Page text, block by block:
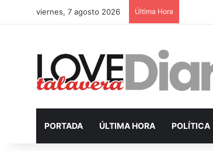
viernes, 7 agosto 2026 Última Hora
PORTADA ÚLTIMA HORA POLÍTICA